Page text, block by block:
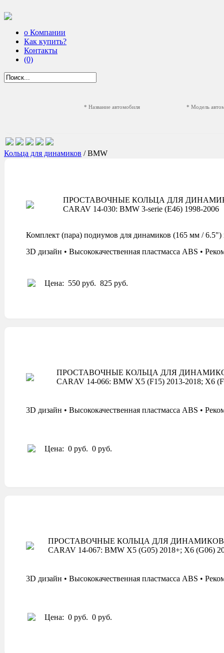
о Компании
Как купить?
Контакты
(0)
* Название автомобиля * Модель
Кольца для динамиков / BMW
ПРОСТАВОЧНЫЕ КОЛЬЦА ДЛЯ
CARAV 14-030: BMW 3-serie (E46) 1998-2006
Комплект (пара) подиумов для динамиков (165 мм /
3D дизайн • Высококачественная пластмасса ABS •
Цена: 550 руб. 825 руб.
ПРОСТАВОЧНЫЕ КОЛЬЦА ДЛЯ
CARAV 14-066: BMW X5 (F15) 2013-2018; X6
3D дизайн • Высококачественная пластмасса ABS •
Цена: 0 руб. 0 руб.
ПРОСТАВОЧНЫЕ КОЛЬЦА ДЛЯ ДИНАМИКОВ
CARAV 14-067: BMW X5 (G05) 2018+; X6 (G06)
3D дизайн • Высококачественная пластмасса ABS •
Цена: 0 руб. 0 руб.